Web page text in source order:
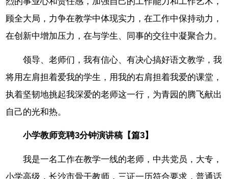
顾全大局，力争在教学中体现实力，在工作中保持动力，
在创新中增加压力，在与学生、同事的交往中凝聚合力。
领导、老师们，我有信心、有决心搞好语文教学，我
将用左肩担着爱我的学生，用我的右肩担着我爱的课堂，
执着坚韧地挑起我深爱的老师这一行，为青园的腾飞献出
自己的光和热。
小学教师竞聘3分钟演讲稿【篇3】
我是一名工作在教学一线的老师，中共党员，大专，
小学高级，长沙市骨干教师，三证一历符合要求，普通话